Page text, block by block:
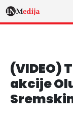
(VIDEO)
akcije